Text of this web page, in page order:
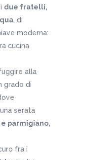
due fratelli,
, di
moderna:
cucina
alla
grado di
serata
parmigiano,
fra i